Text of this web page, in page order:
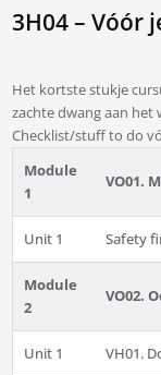
3H04 – Vóór
Het kortste stukje
zachte dwang aan het
Checklist/stuff to do
Module
1
VO01.
Unit 1 Safety
Module
2
VO02.
Unit 1 VH01.